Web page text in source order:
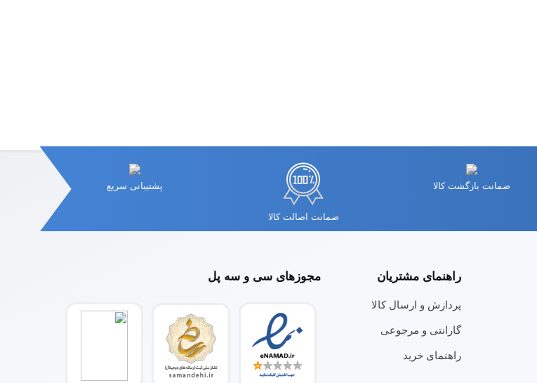
ضمانت بازگشت کالا
ضمانت اصالت کالا
پشتیبانی سریع
راهنمای مشتریان
پردازش و ارسال کالا
گارانتی و مرجوعی
راهنمای خرید
مجوزهای سی و سه پل